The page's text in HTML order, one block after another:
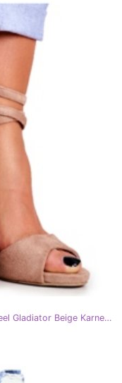
LU BOO Damen Sandalen auf einem High Heel Gladiator Beige Karneval